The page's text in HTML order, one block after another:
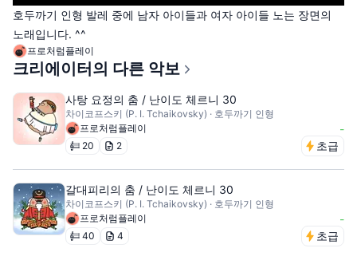
호두까기 인형 발레 중에 남자 아이들과 여자 아이들 노는 장면의
노래입니다. ^^
프로처럼플레이
크리에이터의 다른 악보
사탕 요정의 춤 / 난이도 체르니 30
차이코프스키 (P. I. Tchaikovsky) · 호두까기 인형
프로처럼플레이
-
20 2 초급
갈대피리의 춤 / 난이도 체르니 30
차이코프스키 (P. I. Tchaikovsky) · 호두까기 인형
프로처럼플레이
-
40 4 초급